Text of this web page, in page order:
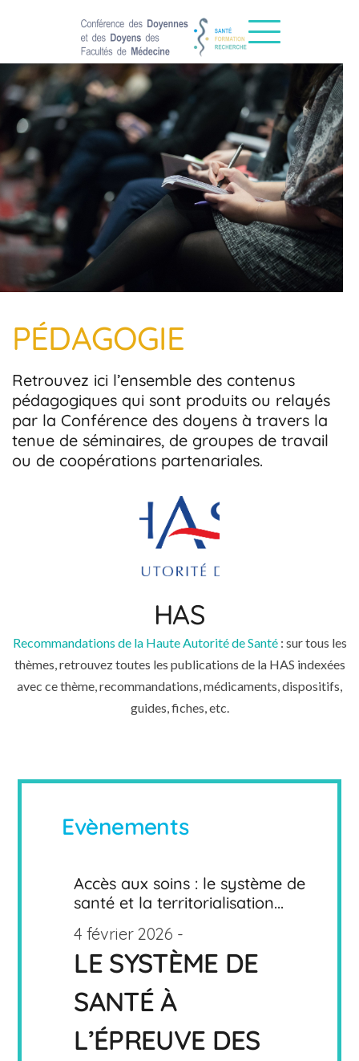
PÉDAGOGIE
Retrouvez ici l’ensemble des contenus
pédagogiques qui sont produits ou relayés
par la Conférence des doyens à travers la
tenue de séminaires, de groupes de travail
ou de coopérations partenariales.
HAS
Recommandations de la Haute Autorité de Santé: sur tous les
thèmes, retrouvez toutes les publications de la HAS indexées
avec ce thème, recommandations, médicaments, dispositifs,
guides, fiches, etc.
Evènements
Accès aux soins : le système de
santé et la territorialisation...
4 février 2026 -
LE SYSTÈME DE
SANTÉ À
L’ÉPREUVE DES